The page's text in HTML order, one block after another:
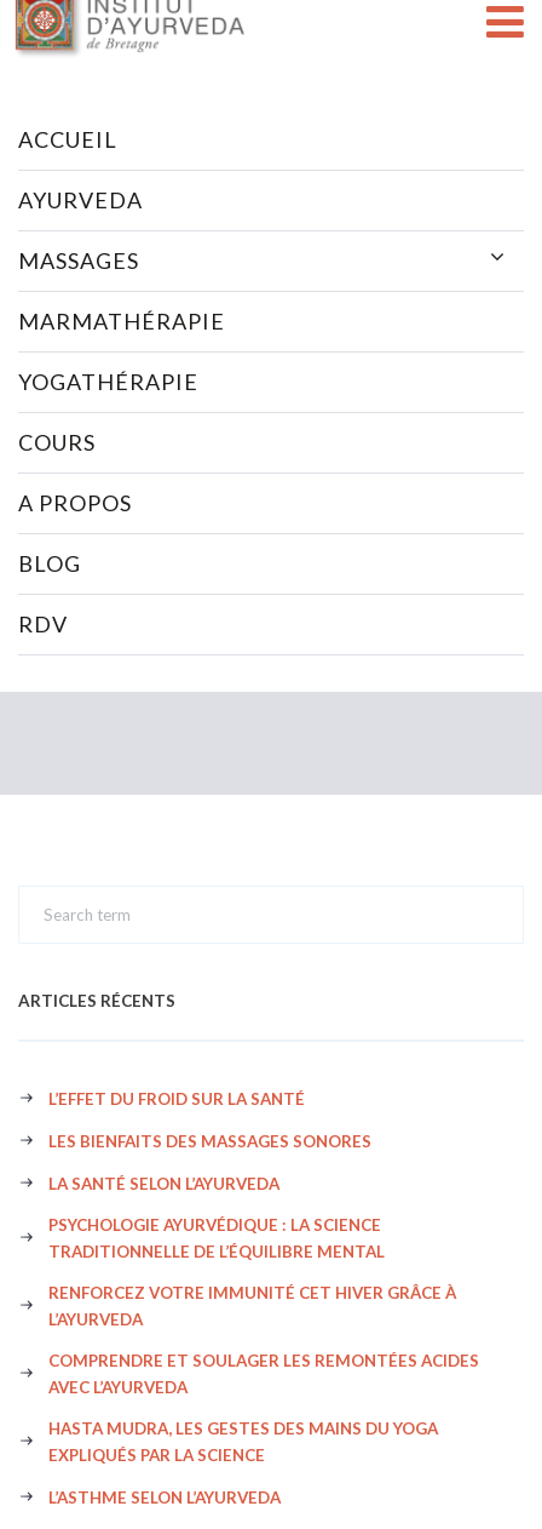
ACCUEIL
AYURVEDA
MASSAGES
MARMATHÉRAPIE
YOGATHÉRAPIE
COURS
A PROPOS
BLOG
RDV
ARTICLES RÉCENTS
L’EFFET DU FROID SUR LA SANTÉ
LES BIENFAITS DES MASSAGES SONORES
LA SANTÉ SELON L’AYURVEDA
PSYCHOLOGIE AYURVÉDIQUE : LA SCIENCE
TRADITIONNELLE DE L’ÉQUILIBRE MENTAL
RENFORCEZ VOTRE IMMUNITÉ CET HIVER GRÂCE À
L’AYURVEDA
COMPRENDRE ET SOULAGER LES REMONTÉES ACIDES
AVEC L’AYURVEDA
HASTA MUDRA, LES GESTES DES MAINS DU YOGA
EXPLIQUÉS PAR LA SCIENCE
L’ASTHME SELON L’AYURVEDA